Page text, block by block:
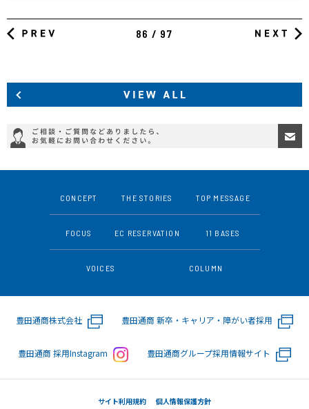
86 / 97
CONCEPT THE STORIES TOP MESSAGE
FOCUS EC RESERVATION 11 BASES
VOICES COLUMN
豊田通商株式会社 豊田通商 新卒・キャリア・障がい者採用
豊田通商 採用Instagram 豊田通商グループ採用情報サイト
サイト利用規約 個人情報保護方針